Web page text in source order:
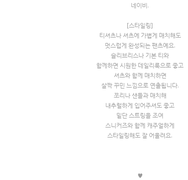
네이비.
[스타일링]
티셔츠나 셔츠에 가볍게 매치해도
멋스럽게 완성되는 팬츠예요.
슬리브리스나 기본 티와
함께하면 시원한 데일리룩으로 좋고
셔츠와 함께 매치하면
살짝 꾸민 느낌으로 연출됩니다.
쪼리나 샌들과 매치해
내추럴하게 입어주셔도 좋고
밑단 스트링을 조여
스니커즈와 함께 캐주얼하게
스타일링해도 잘 어울려요.
♥